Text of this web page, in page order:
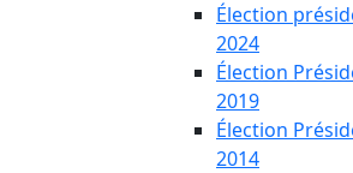
Élection
2024
Élection
2019
Élection
2014